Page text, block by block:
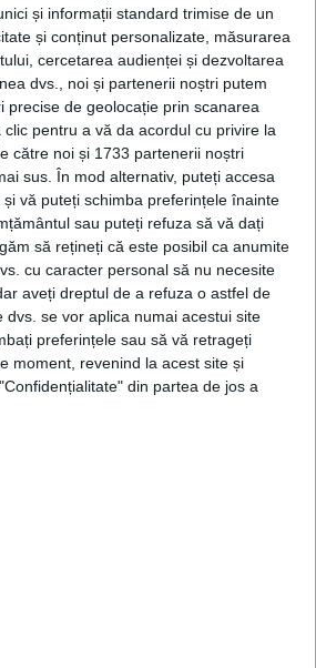
și informații standard trimise de un
și conținut personalizate, măsurarea
cercetarea audienței și dezvoltarea
dvs., noi și partenerii noștri putem
precise de geolocație prin scanarea
pentru a vă da acordul cu privire la
către noi și 1733 partenerii noștri
sus. În mod alternativ, puteți accesa
vă puteți schimba preferințele înainte
sau puteți refuza să vă dați
să rețineți că este posibil ca anumite
cu caracter personal să nu necesite
aveți dreptul de a refuza o astfel de
dvs. se vor aplica numai acestui site
preferințele sau să vă retrageți
moment, revenind la acest site și
din partea de jos a
o vale bogată sau o
mile lungime și 6 mile
cu șase orașe
dintre ele este Brașovul,
Sibiu.